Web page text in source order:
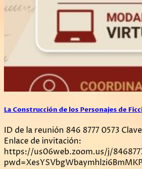
La Construcción de los Personajes de
ID de la reunión 846 8777 0573
Enlace de invitación:
https://us06web.zoom.us/j/